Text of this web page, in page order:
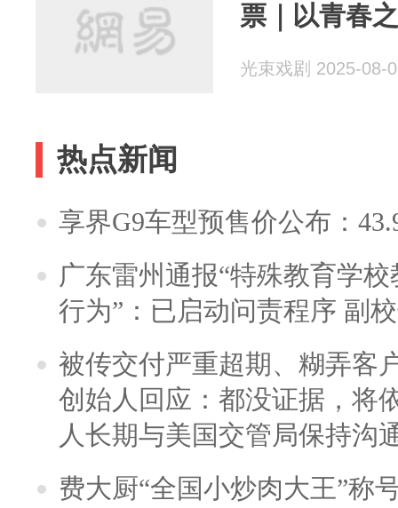
票｜以青春
光束戏剧 2025-08-
热点新闻
享界G9车型预售价公布：
广东雷州通报“特殊教育学
行为”：已启动问责程序 副
被传交付严重超期、糊弄客
创始人回应：都没证据，将
人长期与美国交管局保持沟
费大厨“全国小炒肉大王”称